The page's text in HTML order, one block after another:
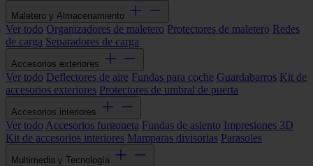
Maletero y Almacenamiento
Ver todo Organizadores de maletero Protectores de maletero Redes
de carga Separadores de carga
Accesorios exteriores
Ver todo Deflectores de aire Fundas para coche Guardabarros Kit de
accesorios exteriores Protectores de umbral de puerta
Accesorios interiores
Ver todo Accesorios furgoneta Fundas de asiento Impresiones 3D
Kit de accesorios interiores Mamparas divisorias Parasoles
Multimedia y Tecnología